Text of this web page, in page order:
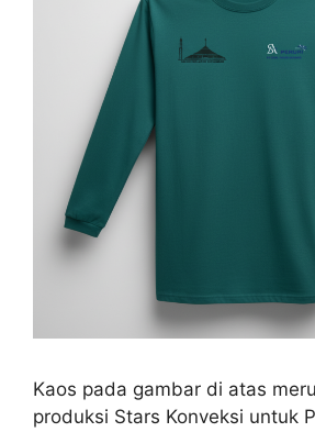
Kaos pada gambar di atas
produksi Stars Konveksi untuk